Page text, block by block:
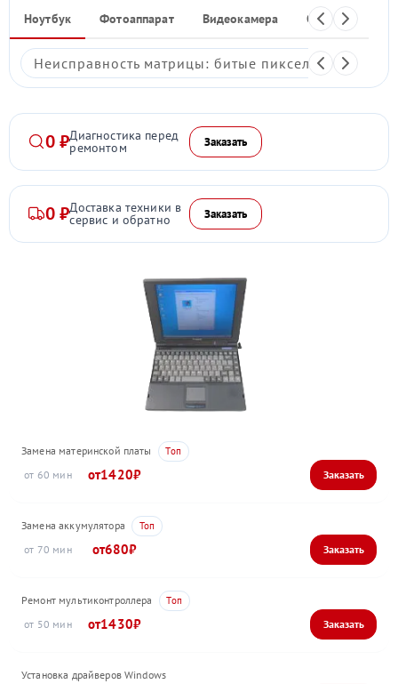
Ноутбук Фотоаппарат Видеокамера Объектив
Неисправность матрицы: битые пиксели,
0 ₽Диагностика перед
ремонтом Заказать
0 ₽Доставка техники в
сервис и обратно Заказать
Замена материнской платы
60
1420
Замена аккумулятора
70
680
Ремонт мультиконтроллера
50
1430
Установка драйверов Windows